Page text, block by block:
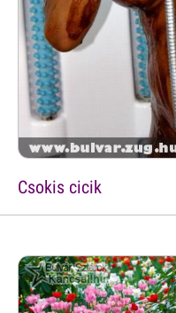
Csokis cicik